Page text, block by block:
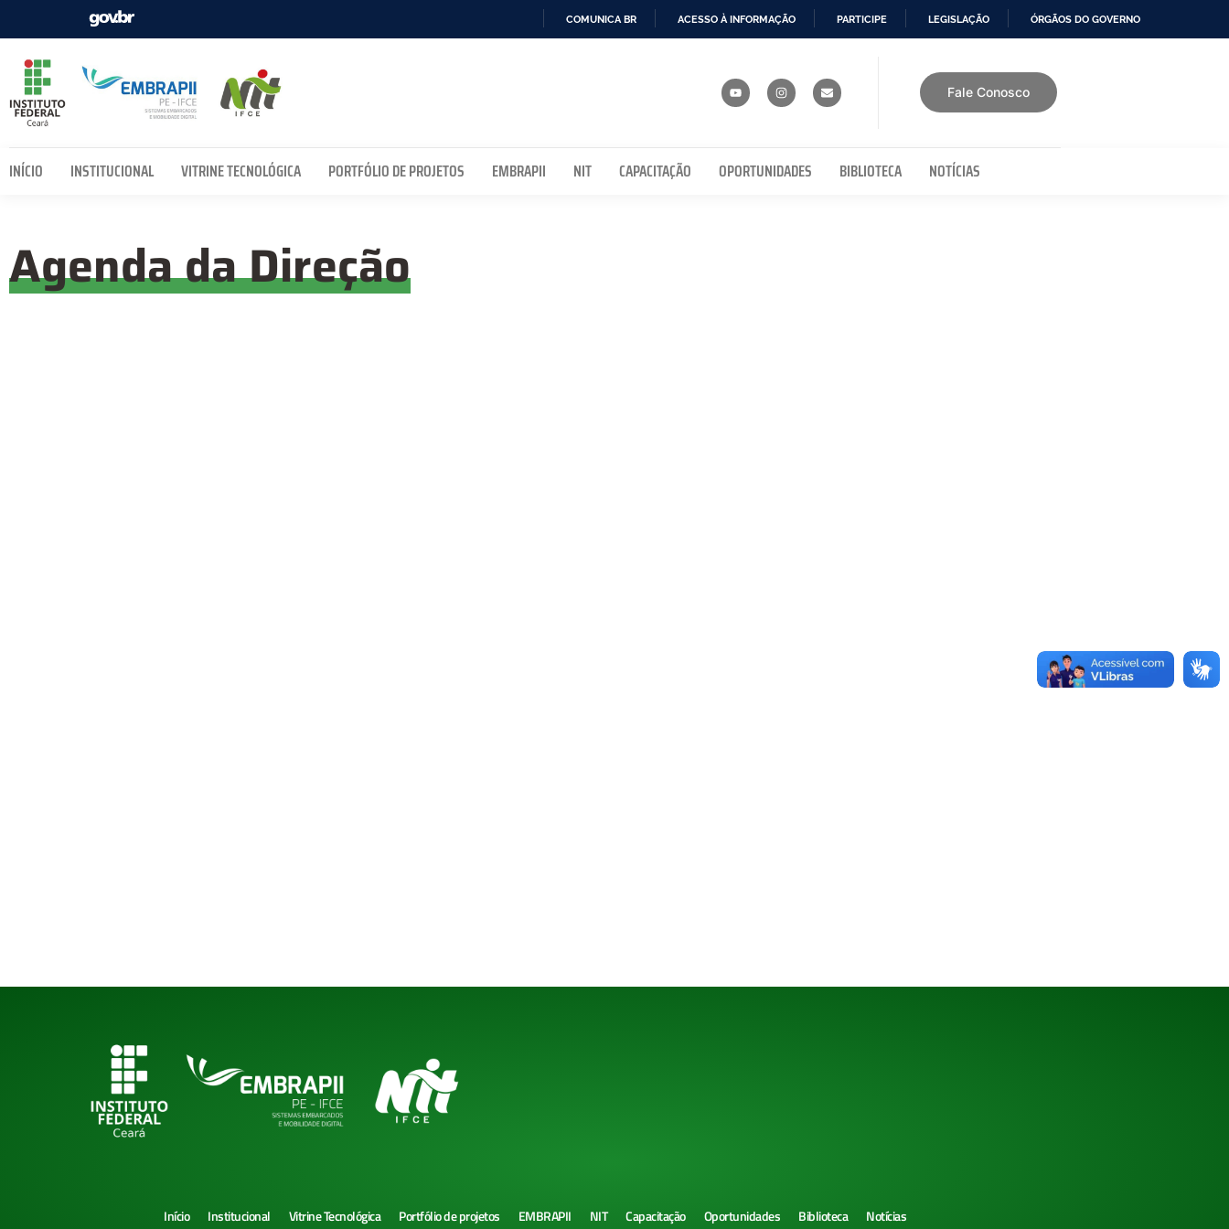
COMUNICA BR ACESSO À INFORMAÇÃO PARTICIPE LEGISLAÇÃO ÓRGÃOS DO GOVERNO
Fale Conosco
INÍCIO INSTITUCIONAL VITRINE TECNOLÓGICA PORTFÓLIO DE PROJETOS EMBRAPII NIT CAPACITAÇÃO OPORTUNIDADES BIBLIOTECA NOTÍCIAS
Agenda da Direção
Início Institucional Vitrine Tecnológica Portfólio de projetos EMBRAPII NIT Capacitação Oportunidades Biblioteca Notícias